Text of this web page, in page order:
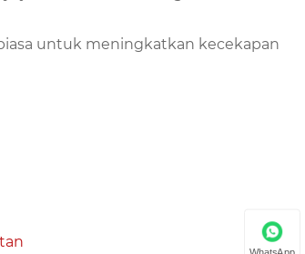
untuk meningkatkan kecekapan